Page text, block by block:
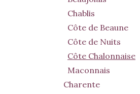
Chablis
Côte de Beaune
Côte de Nuits
Côte Chalonnaise
Maconnais
Charente